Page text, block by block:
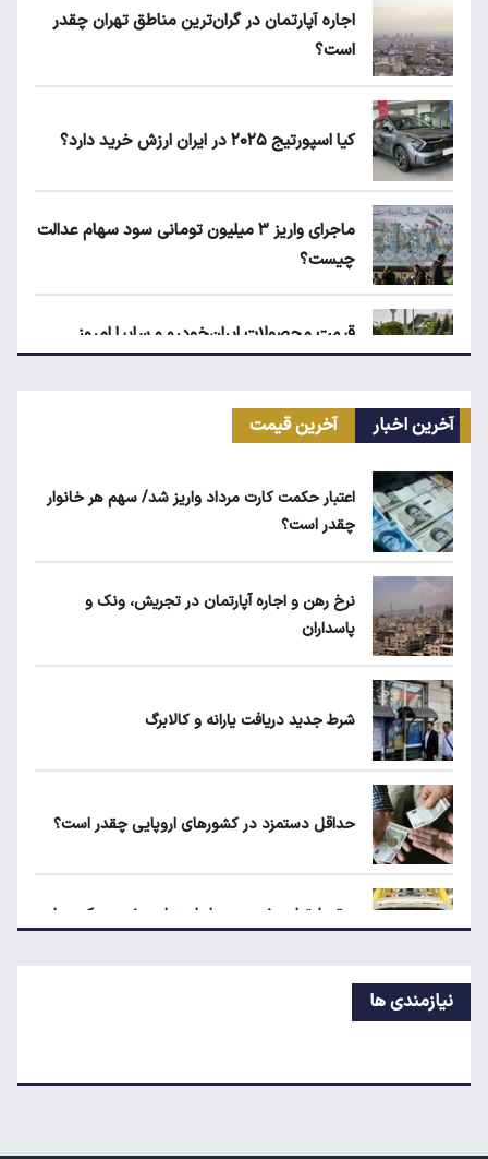
اجاره آپارتمان در گران‌ترین مناطق تهران چقدر
است؟
کیا اسپورتیج ۲۰۲۵ در ایران ارزش خرید دارد؟
ماجرای واریز ۳ میلیون تومانی سود سهام عدالت
چیست؟
قیمت محصولات ایران‌خودرو و سایپا امروز
چهارشنبه ۱۴ مرداد ۱۴۰۵
شرط جدید دریافت یارانه و کالابرگ
آخرین اخبار آخرین قیمت
اعتبار حکمت کارت مرداد واریز شد/ سهم هر خانوار
چقدر است؟
نرخ رهن و اجاره آپارتمان در تجریش، ونک و
پاسداران
شرط جدید دریافت یارانه و کالابرگ
حداقل دستمزد در کشورهای اروپایی چقدر است؟
سقوط تولید خودرو در ایران؛ پارس‌خودرو رکورددار
اقتصادی ارزش بیشتری دارد؟
نیازمندی ها